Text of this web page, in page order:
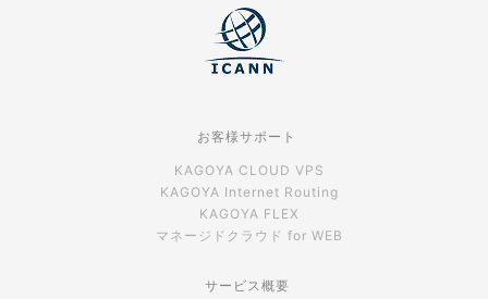
お客様サポート
KAGOYA CLOUD VPS
KAGOYA Internet Routing
KAGOYA FLEX
マネージドクラウド for WEB
サービス概要